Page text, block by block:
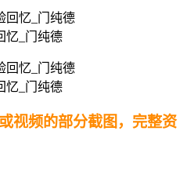
忆_门纯德
忆_门纯德
视频的部分截图，完整资